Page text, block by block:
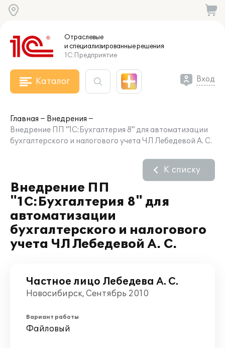
Отраслевые
и специализированныерешения
1С:Предприятие
Каталог Вход
Главная
Внедрения
Внедрение ПП "1С:Бухгалтерия 8" для автоматизации
бухгалтерского и налогового учета ЧЛ Лебедевой А. С.
Внедрение ПП
"1С:Бухгалтерия 8" для
автоматизации
бухгалтерского и налогового
учета ЧЛ Лебедевой А. С.
К списку
Частное лицо Лебедева А. С.
Новосибирск, Сентябрь 2010
Вариант работы
Файловый